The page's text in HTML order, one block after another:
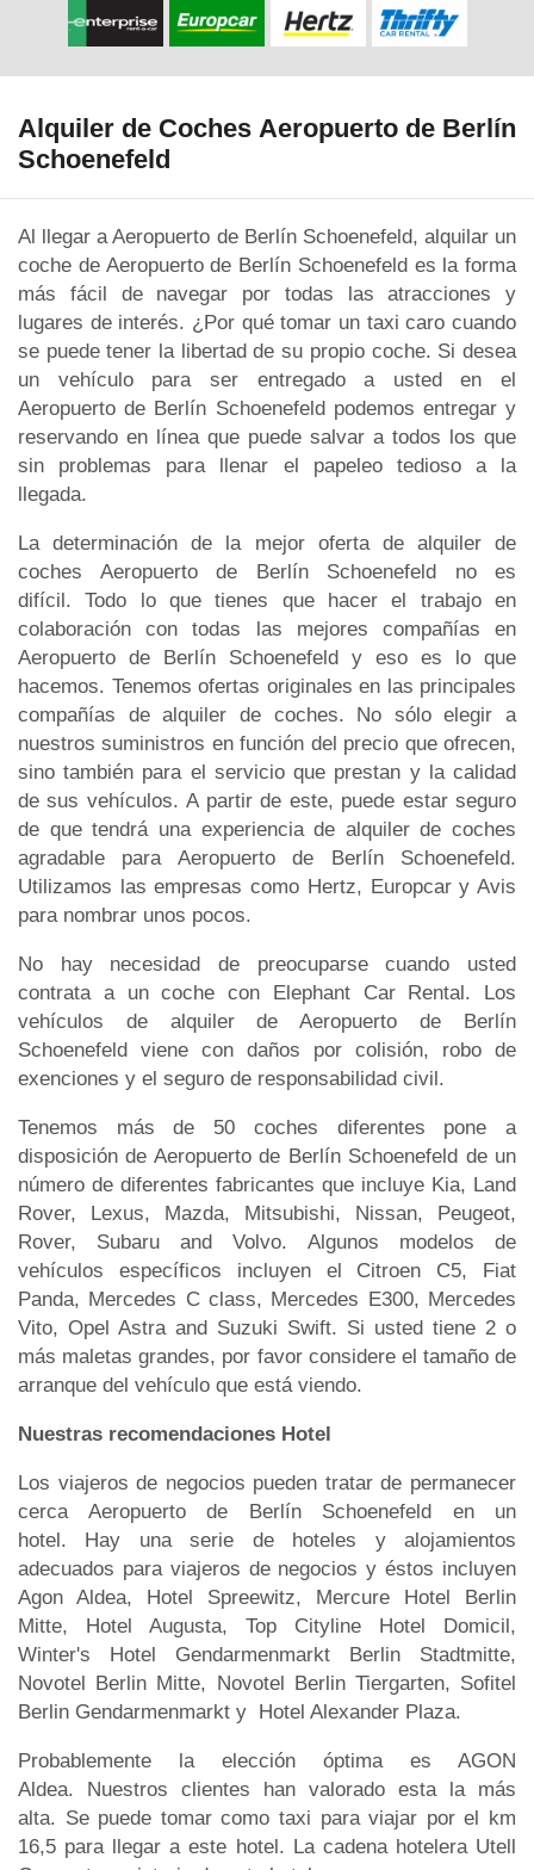
Alquiler de Coches Aeropuerto de Berlín
Schoenefeld
Al llegar a Aeropuerto de Berlín Schoenefeld, alquilar un
coche de Aeropuerto de Berlín Schoenefeld es la forma
más fácil de navegar por todas las atracciones y
lugares de interés. ¿Por qué tomar un taxi caro cuando
se puede tener la libertad de su propio coche. Si desea
un vehículo para ser entregado a usted en el
Aeropuerto de Berlín Schoenefeld podemos entregar y
reservando en línea que puede salvar a todos los que
sin problemas para llenar el papeleo tedioso a la
llegada.
La determinación de la mejor oferta de alquiler de
coches Aeropuerto de Berlín Schoenefeld no es
difícil. Todo lo que tienes que hacer el trabajo en
colaboración con todas las mejores compañías en
Aeropuerto de Berlín Schoenefeld y eso es lo que
hacemos. Tenemos ofertas originales en las principales
compañías de alquiler de coches. No sólo elegir a
nuestros suministros en función del precio que ofrecen,
sino también para el servicio que prestan y la calidad
de sus vehículos. A partir de este, puede estar seguro
de que tendrá una experiencia de alquiler de coches
agradable para Aeropuerto de Berlín Schoenefeld.
Utilizamos las empresas como Hertz, Europcar y Avis
para nombrar unos pocos.
No hay necesidad de preocuparse cuando usted
contrata a un coche con Elephant Car Rental. Los
vehículos de alquiler de Aeropuerto de Berlín
Schoenefeld viene con daños por colisión, robo de
exenciones y el seguro de responsabilidad civil.
Tenemos más de 50 coches diferentes pone a
disposición de Aeropuerto de Berlín Schoenefeld de un
número de diferentes fabricantes que incluye Kia, Land
Rover, Lexus, Mazda, Mitsubishi, Nissan, Peugeot,
Rover, Subaru and Volvo. Algunos modelos de
vehículos específicos incluyen el Citroen C5, Fiat
Panda, Mercedes C class, Mercedes E300, Mercedes
Vito, Opel Astra and Suzuki Swift. Si usted tiene 2 o
más maletas grandes, por favor considere el tamaño de
arranque del vehículo que está viendo.
Nuestras recomendaciones Hotel
Los viajeros de negocios pueden tratar de permanecer
cerca Aeropuerto de Berlín Schoenefeld en un
hotel. Hay una serie de hoteles y alojamientos
adecuados para viajeros de negocios y éstos incluyen
Agon Aldea, Hotel Spreewitz, Mercure Hotel Berlin
Mitte, Hotel Augusta, Top Cityline Hotel Domicil,
Winter's Hotel Gendarmenmarkt Berlin Stadtmitte,
Novotel Berlin Mitte, Novotel Berlin Tiergarten, Sofitel
Berlin Gendarmenmarkt y Hotel Alexander Plaza.
Probablemente la elección óptima es AGON
Aldea. Nuestros clientes han valorado esta la más
alta. Se puede tomar como taxi para viajar por el km
16,5 para llegar a este hotel. La cadena hotelera Utell